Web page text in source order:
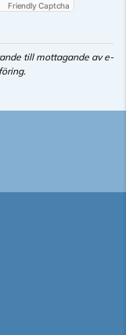
Friendly Captcha
till mottagande av e-